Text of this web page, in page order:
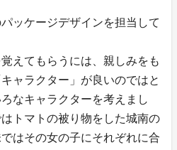
ッケージデザインを担当して
えてもらうには、親しみをも
ャラクター」が良いのではと
なキャラクターを考えまし
トマトの被り物をした城南の
はその女の子にそれぞれに合